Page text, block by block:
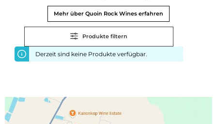
Mehr über Quoin Rock Wines erfahren
Produkte filtern
Derzeit sind keine Produkte verfügbar.